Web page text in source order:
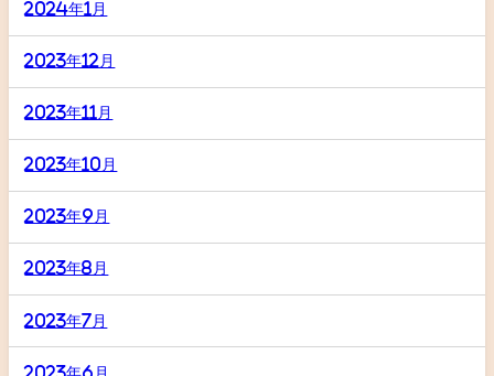
2024年1月
2023年12月
2023年11月
2023年10月
2023年9月
2023年8月
2023年7月
2023年6月